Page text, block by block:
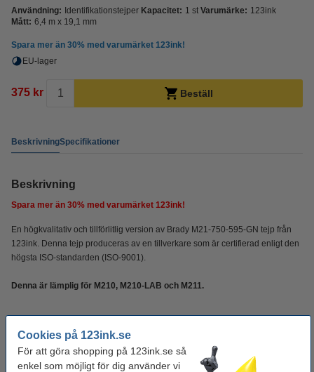
Cookies på 123ink.se
För att göra shopping på 123ink.se så
enkel som möjligt för dig använder vi
Användning: Identifikationstejper Kapacitet: 1 st Varumärke: 123ink
Mått: 6,4 m x 19,1 mm
Spara mer än 30% med varumärket 123ink!
EU-lager
375 kr Beställ
BeskrivningSpecifikationer
Beskrivning
Spara mer än 30% med varumärket 123ink!
En högkvalitativ och tillförlitlig version av Brady M21-750-595-GN tejp från
123ink. Denna tejp produceras av en tillverkare som är certifierad enligt den
högsta ISO-standarden (ISO-9001).
Denna är lämplig för M210, M210-LAB och M211.
Användning: